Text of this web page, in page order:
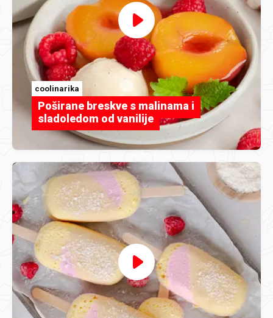
coolinarika
Poširane breskve s malinama i
sladoledom od vanilije